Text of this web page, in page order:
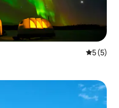
5 (5)